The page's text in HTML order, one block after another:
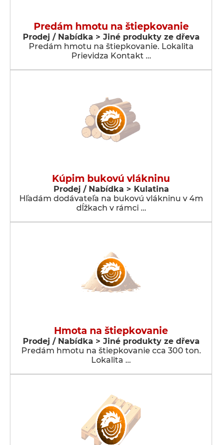
Predám hmotu na štiepkovanie
Prodej / Nabídka > Jiné produkty ze dřeva
Predám hmotu na štiepkovanie. Lokalita
Prievidza Kontakt …
Kúpim bukovú vlákninu
Prodej / Nabídka > Kulatina
Hľadám dodávateľa na bukovú vlákninu v 4m
dĺžkach v rámci …
Hmota na štiepkovanie
Prodej / Nabídka > Jiné produkty ze dřeva
Predám hmotu na štiepkovanie cca 300 ton.
Lokalita …